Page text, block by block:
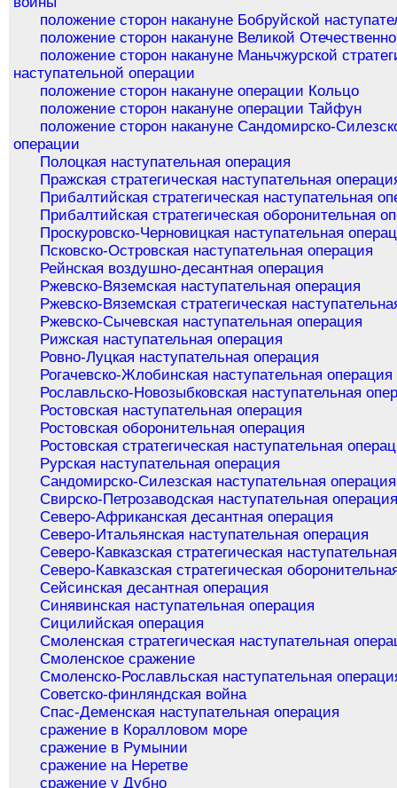
положение сторон накануне Бобруйской
положение сторон накануне Великой
положение сторон накануне Маньчжурской
наступательной операции
положение сторон накануне операции Кольцо
положение сторон накануне операции Тайфун
положение сторон накануне Сандомирско-
операции
Полоцкая наступательная операция
Пражская стратегическая наступательная
Прибалтийская стратегическая наступательная
Прибалтийская стратегическая оборонительная
Проскуровско-Черновицкая наступательная
Псковско-Островская наступательная операция
Рейнская воздушно-десантная операция
Ржевско-Вяземская наступательная операция
Ржевско-Вяземская стратегическая
Ржевско-Сычевская наступательная операция
Рижская наступательная операция
Ровно-Луцкая наступательная операция
Рогачевско-Жлобинская наступательная операция
Рославльско-Новозыбковская наступательная
Ростовская наступательная операция
Ростовская оборонительная операция
Ростовская стратегическая наступательная
Рурская наступательная операция
Сандомирско-Силезская наступательная операция
Свирско-Петрозаводская наступательная
Северо-Африканская десантная операция
Северо-Итальянская наступательная операция
Северо-Кавказская стратегическая
Северо-Кавказская стратегическая
Сейсинская десантная операция
Синявинская наступательная операция
Сицилийская операция
Смоленская стратегическая наступательная
Смоленское сражение
Смоленско-Рославльская наступательная
Советско-финляндская война
Спас-Деменская наступательная операция
сражение в Коралловом море
сражение в Румынии
сражение на Неретве
сражение у Дубно